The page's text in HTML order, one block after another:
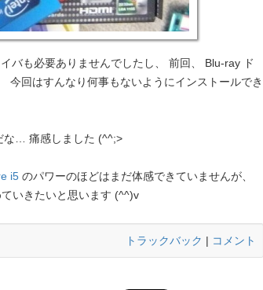
バも必要ありませんでしたし、 前回、 Blu-ray ド
今回はすんなり何事もないようにインストールでき
な… 痛感しました (^^;>
i5 のパワーのほどはまだ体感できていませんが、
いきたいと思います (^^)v
トラックバック | コメント